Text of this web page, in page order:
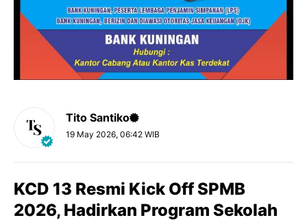
Tito Santiko
19 May 2026, 06:42 WIB
KCD 13 Resmi Kick Off SPMB
2026, Hadirkan Program Sekolah